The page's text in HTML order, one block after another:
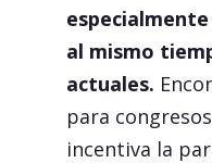
al mismo
actuales.
para
incentiva la